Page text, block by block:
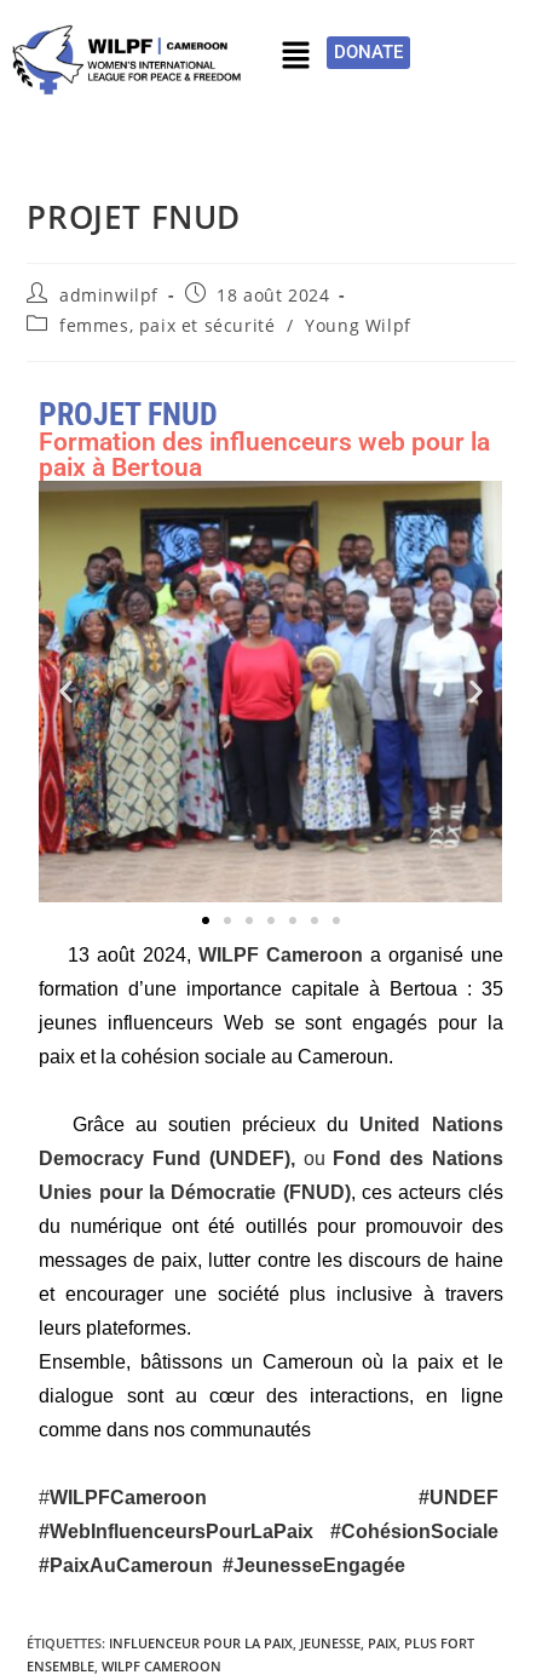
DONATE
PROJET FNUD
adminwilpf
18 août 2024
femmes, paix et sécurité / Young Wilpf
PROJET FNUD
Formation des influenceurs web pour la
paix à Bertoua
13 août 2024, WILPF Cameroon a organisé une
formation d’une importance capitale à Bertoua : 35
jeunes influenceurs Web se sont engagés pour la
paix et la cohésion sociale au Cameroun.
Grâce au soutien précieux du United Nations
Democracy Fund (UNDEF), ou Fond des Nations
Unies pour la Démocratie (FNUD), ces acteurs clés
du numérique ont été outillés pour promouvoir des
messages de paix, lutter contre les discours de haine
et encourager une société plus inclusive à travers
leurs plateformes.
Ensemble, bâtissons un Cameroun où la paix et le
dialogue sont au cœur des interactions, en ligne
comme dans nos communautés
#WILPFCameroon
#UNDEF
#WebInfluenceursPourLaPaix
#CohésionSociale
#PaixAuCameroun #JeunesseEngagée
ÉTIQUETTES: INFLUENCEUR POUR LA PAIX, JEUNESSE, PAIX, PLUS FORT
ENSEMBLE, WILPF CAMEROON